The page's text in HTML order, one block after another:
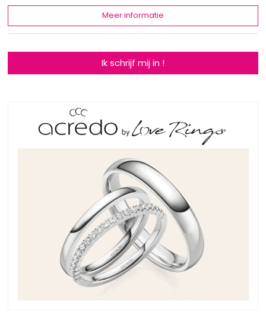
Meer informatie
Ik schrijf mij in !